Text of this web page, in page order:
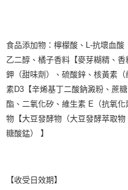
食品添加物：檸檬酸、L-抗壞血
乙二醇、橘子香料【麥芽糊精、
鉀（甜味劑）、硫酸鋅、核黃素
素D3【辛烯基丁二酸鈉澱粉、蔗
酯、二氧化矽、維生素 E（抗氧
物【大豆發酵物（大豆發酵萃取
糖酸錳） 】
【收受日效期】